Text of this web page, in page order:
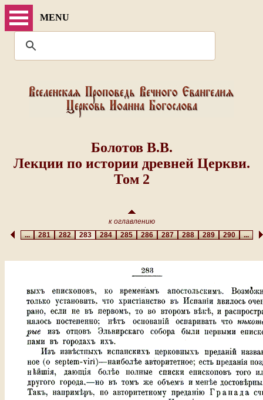
MENU
Болотов В.В.
Лекции по истории древней Церкви.
Том 2
к оглавлению
...281282 283 284285286287288289290...